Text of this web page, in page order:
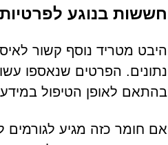
חששות בנוגע
נתונים. הפרטים שנאספו
בהתאם לאופן הטיפול במידע
אם חומר כזה מגיע לגורמים